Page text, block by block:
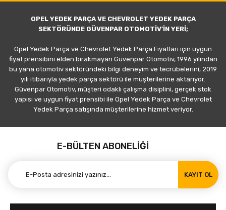
OPEL YEDEK PARÇA VE CHEVROLET YEDEK PARÇA
SEKTÖRÜNDE GÜVENPAR OTOMOTİV'İN YERİ;
Opel Yedek Parça ve Chevrolet Yedek Parça Fiyatları için uygun
fiyat prensibini elden bırakmayan Güvenpar Otomotiv, 1996 yılından
bu yana otomotiv sektöründeki bilgi deneyim ve tecrübelerini, 2019
yılı itibarıyla yedek parça sektörü ile müşterilerine aktarıyor.
Güvenpar Otomotiv, müşteri odaklı çalışma disiplini, gerçek stok
yapısı ve uygun fiyat prensibi ile Opel Yedek Parça ve Chevrolet
Yedek Parça satışında müşterilerine hizmet veriyor.
E-BÜLTEN ABONELİĞİ
KAYIT OL